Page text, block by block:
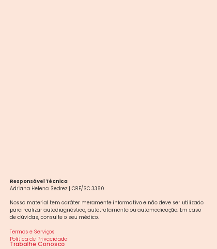
Responsável Técnica
Adriana Helena Sedrez | CRF/SC 3380
Nosso material tem caráter meramente informativo e não deve ser utilizado
para realizar autodiagnóstico, autotratamento ou automedicação. Em caso
de dúvidas, consulte o seu médico.
Termos e Serviços
Política de Privacidade
Trabalhe Conosco